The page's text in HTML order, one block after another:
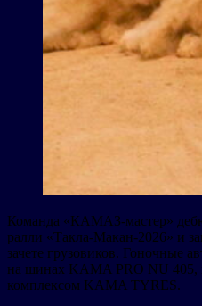
Команда «КАМАЗ-мастер»
ралли «Такла-Макан-2026» и
зачете грузовиков. Гоночные
на шинах KAMA PRO NU
комплексом KAMA TYRES.